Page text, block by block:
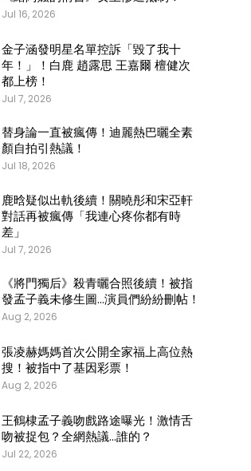
Jul 16, 2026
金子涵發明星名單控訴「毀了我十
年！」！白鹿 趙露思 王嘉爾 檀健次
都上榜！
Jul 7, 2026
替身論一直被瘋傳！迪麗熱巴曬全素
顏自拍引熱議！
Jul 18, 2026
鹿晗疑似出軌後續！關曉彤和宋亞軒
對話再被瘋傳「我連心疼你都有時
差」
Jul 7, 2026
《將門獨后》殺青曬合照後續！被指
發孟子義未修生圖…演員們紛紛刪帖！
Aug 2, 2026
張凌赫媽媽首次公開全家福上高位熱
搜！被指中了基因彩票！
Aug 2, 2026
王鶴棣孟子義吻戲路途曝光！激情舌
吻被捉包？全網熱議…誰的？
Jul 22, 2026